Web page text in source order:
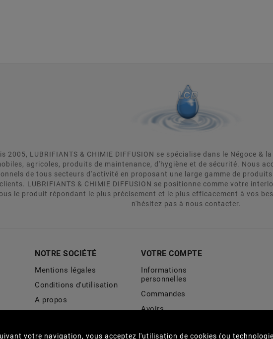
2005, LUBRIFIANTS & CHIMIE DIFFUSION se spécialise dans le Négoce
agricoles, produits de maintenance, d'hygiène et de sécurité. Nous
de tous secteurs d'activité en proposant une large gamme de
LUBRIFIANTS & CHIMIE DIFFUSION se positionne comme votre
le produit répondant le plus précisement et le plus efficacement à vos
n'hésitez pas à nous contacter.
NOTRE SOCIÉTÉ
Mentions légales
Conditions d'utilisation
A propos
VOTRE COMPTE
Informations
personnelles
Commandes
Avoirs
votre navigation, vous acceptez l'utilisation de cookies (ou